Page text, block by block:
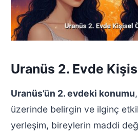
Uranüs 2. Evde
Uranüs’ün 2. evdeki konumu
üzerinde belirgin ve ilginç
yerleşim, bireylerin maddi